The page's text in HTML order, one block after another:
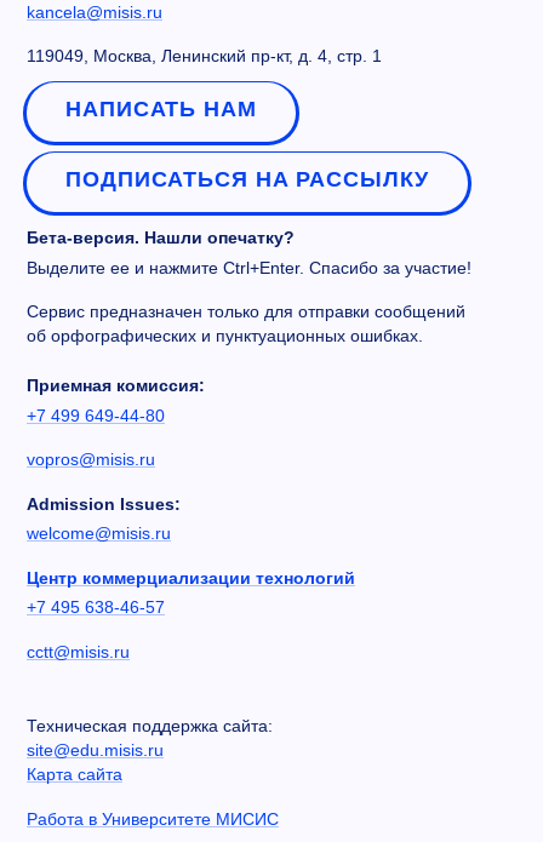
kancela@misis.ru
119049, Москва, Ленинский пр-кт, д. 4, стр. 1
НАПИСАТЬ НАМ
ПОДПИСАТЬСЯ НА РАССЫЛКУ
Бета-версия. Нашли опечатку?
Выделите ее и нажмите Ctrl+Enter. Спасибо за участие!
Сервис предназначен только для отправки сообщений
об орфографических и пунктуационных ошибках.
Приемная комиссия:
+7 499 649-44-80
vopros@misis.ru
Admission Issues:
welcome@misis.ru
Центр коммерциализации технологий
+7 495 638-46-57
cctt@misis.ru
Техническая поддержка сайта:
site@edu.misis.ru
Карта сайта
Работа в Университете МИСИС